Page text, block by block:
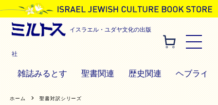
イスラエル・ユダヤ文化の出版
社
雑誌みるとす 聖書関連 歴史関連 ヘブライ
ホーム 聖書対訳シリーズ